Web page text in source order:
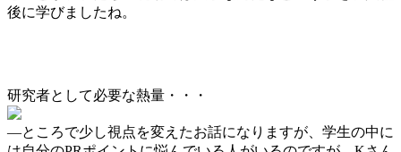
後に学びましたね。
研究者として必要な熱量・・・
―ところで少し視点を変えたお話になりますが、学生の中に